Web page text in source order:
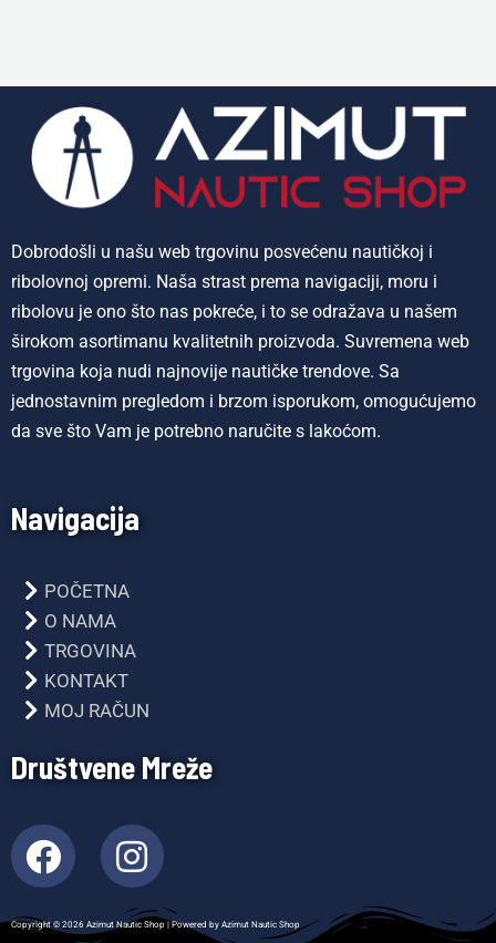
Dobrodošli u našu web trgovinu posvećenu nautičkoj i
ribolovnoj opremi. Naša strast prema navigaciji, moru i
ribolovu je ono što nas pokreće, i to se odražava u našem
širokom asortimanu kvalitetnih proizvoda. Suvremena web
trgovina koja nudi najnovije nautičke trendove. Sa
jednostavnim pregledom i brzom isporukom, omogućujemo
da sve što Vam je potrebno naručite s lakoćom.
Navigacija
POČETNA
O NAMA
TRGOVINA
KONTAKT
MOJ RAČUN
Društvene Mreže
F
a
c
I
n
s
Copyright © 2026 Azimut Nautic Shop | Powered by Azimut Nautic Shop